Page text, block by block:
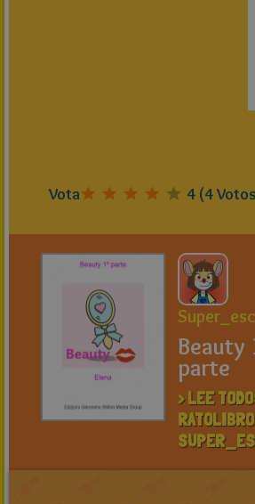
Vota 4 (4
Beauty
parte
> LEE